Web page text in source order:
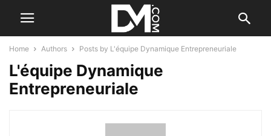
Home Authors Posts by L'équipe Dynamique Entrepreneuriale
L'équipe Dynamique
Entrepreneuriale